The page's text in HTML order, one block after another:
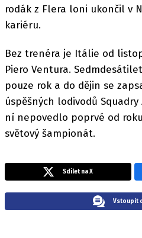
rodák z Flera loni ukončil v
kariéru.
Bez trenéra je Itálie od
Piero Ventura.
pouze rok a do dějin se
úspěšných lodivodů
ní nepovedlo poprvé od
světový šampionát.
Sdílet na X
Vstoupit